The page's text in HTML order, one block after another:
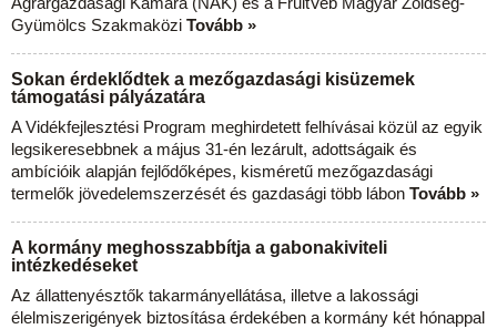
Gyümölcs Szakmaközi Tovább »
Sokan érdeklődtek a mezőgazdasági kisüzemek
támogatási pályázatára
A Vidékfejlesztési Program meghirdetett felhívásai közül az egyik
legsikeresebbnek a május 31-én lezárult, adottságaik és
ambícióik alapján fejlődőképes, kisméretű mezőgazdasági
termelők jövedelemszerzését és gazdasági több lábon Tovább »
A kormány meghosszabbítja a gabonakiviteli
intézkedéseket
Az állattenyésztők takarmányellátása, illetve a lakossági
élelmiszerigények biztosítása érdekében a kormány két hónappal